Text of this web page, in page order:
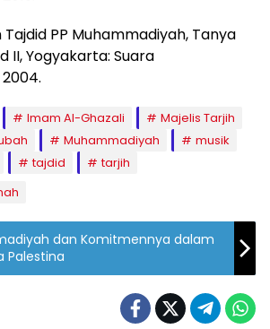
Tajdid PP Muhammadiyah, Tanya
II, Yogyakarta: Suara
Imam Al-Ghazali
Majelis Tarjih
Muhammadiyah
musik
tajdid
tarjih
dan Komitmennya dalam
Palestina